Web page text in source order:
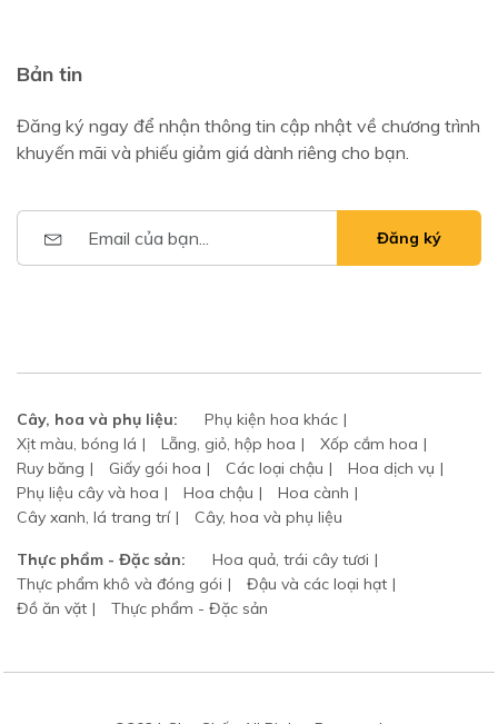
Bản tin
Đăng ký ngay để nhận thông tin cập nhật về chương trình
khuyến mãi và phiếu giảm giá dành riêng cho bạn.
Đăng ký
Cây, hoa và phụ liệu:
Phụ kiện hoa khác
Xịt màu, bóng lá
Lẵng, giỏ, hộp hoa
Xốp cắm hoa
Ruy băng
Giấy gói hoa Các loại chậu
Hoa dịch vụ
Phụ liệu cây và hoa
Hoa chậu
Hoa cành
Cây xanh, lá trang trí
Cây, hoa và phụ liệu
Thực phẩm - Đặc sản:
Hoa quả, trái cây tươi
Thực phẩm khô và đóng gói
Đậu và các loại hạt
Đồ ăn vặt
Thực phẩm - Đặc sản